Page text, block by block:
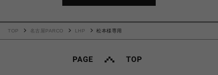
TOP 名古屋PARCO LHP 松本様専用